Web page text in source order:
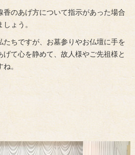
香のあげ方について指示があった場合
ょう。
たちですが、お墓参りやお仏壇に手を
て心を静めて、故人様やご先祖様と
。